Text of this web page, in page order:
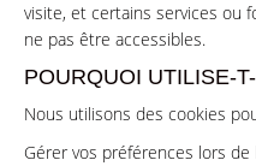
visite, et certains services ou
ne pas être accessibles.
POURQUOI UTILISE-
Nous utilisons des cookies
Gérer vos préférences lors de